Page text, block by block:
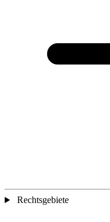
Rechtsgebiete